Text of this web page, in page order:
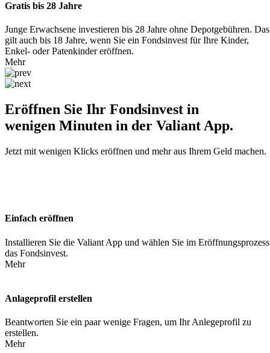
Gratis bis 28 Jahre
Junge Erwachsene investieren bis 28 Jahre ohne Depotgebühren. Das
gilt auch bis 18 Jahre, wenn Sie ein Fondsinvest für Ihre Kinder,
Enkel- oder Patenkinder eröffnen.
Mehr
Eröffnen Sie Ihr Fondsinvest in
wenigen Minuten in der Valiant App.
Jetzt mit wenigen Klicks eröffnen und mehr aus Ihrem Geld machen.
Einfach eröffnen
Installieren Sie die Valiant App und wählen Sie im Eröffnungsprozess
das Fondsinvest.
Mehr
Anlageprofil erstellen
Beantworten Sie ein paar wenige Fragen, um Ihr Anlegeprofil zu
erstellen.
Mehr